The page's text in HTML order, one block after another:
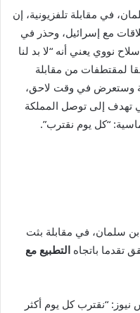
في مقابلة تلفزيونية، إن
مع إسرائيل، وحذر في
نووي يعني أنه “لا بد لنا
لمقتطفات من مقابلة
وستعرض في وقت لاحق،
تهدف إلى توصل المملكة
“كل يوم نقترب”.
سلمان، في مقابلة بثت
تقدما باتجاه التطبيع مع
“نقترب كل يوم أكثر